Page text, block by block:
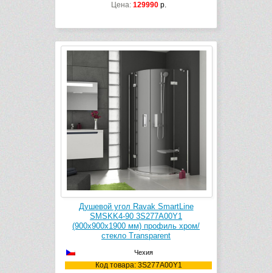
Цена: 129990р.
Душевой угол Ravak SmartLine
SMSKK4-90 3S277A00Y1
(900х900х1900 мм) профиль хром/
стекло Transparent
Чехия
Код товара: 3S277A00Y1